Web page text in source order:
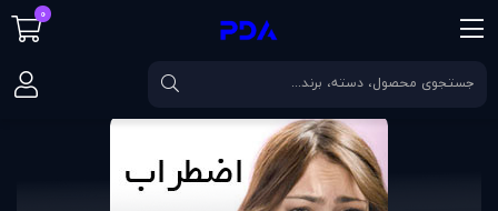
صفحه اصلی مقالات اضطراب تا کجا مفيد است؟
0